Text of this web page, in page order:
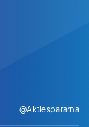
@Aktiespararna